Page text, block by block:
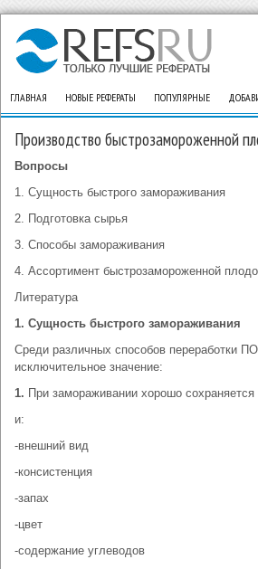
ГЛАВНАЯ НОВЫЕ РЕФЕРАТЫ ПОПУЛЯРНЫЕ
Производство быстрозамороженной
Вопросы
1. Сущность быстрого замораживания
2. Подготовка сырья
3. Способы замораживания
4. Ассортимент быстрозамороженной
Литература
1. Сущность быстрого замораживания
Среди различных способов переработки
исключительное значение:
1. При замораживании хорошо сохраняется
и:
-внешний вид
-консистенция
-запах
-цвет
-содержание углеводов